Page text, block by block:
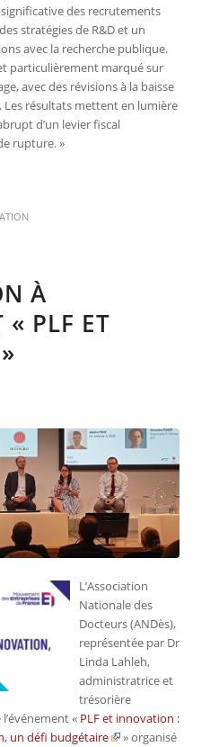
des recrutements
stratégies de R&D et un
avec la recherche publique.
particulièrement marqué sur
avec des révisions à la baisse
Les résultats mettent en lumière
d’un levier fiscal
rupture. »
À
« PLF ET
L’Association
Nationale des
Docteurs (ANDès),
représentée par Dr
Linda Lahleh,
administratrice et
trésorière
« PLF et innovation :
un défi budgétaire
» organisé